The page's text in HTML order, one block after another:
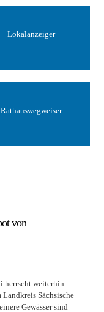
Lokalanzeiger
Rathauswegweiser
von
herrscht weiterhin
Sächsische
Gewässer sind